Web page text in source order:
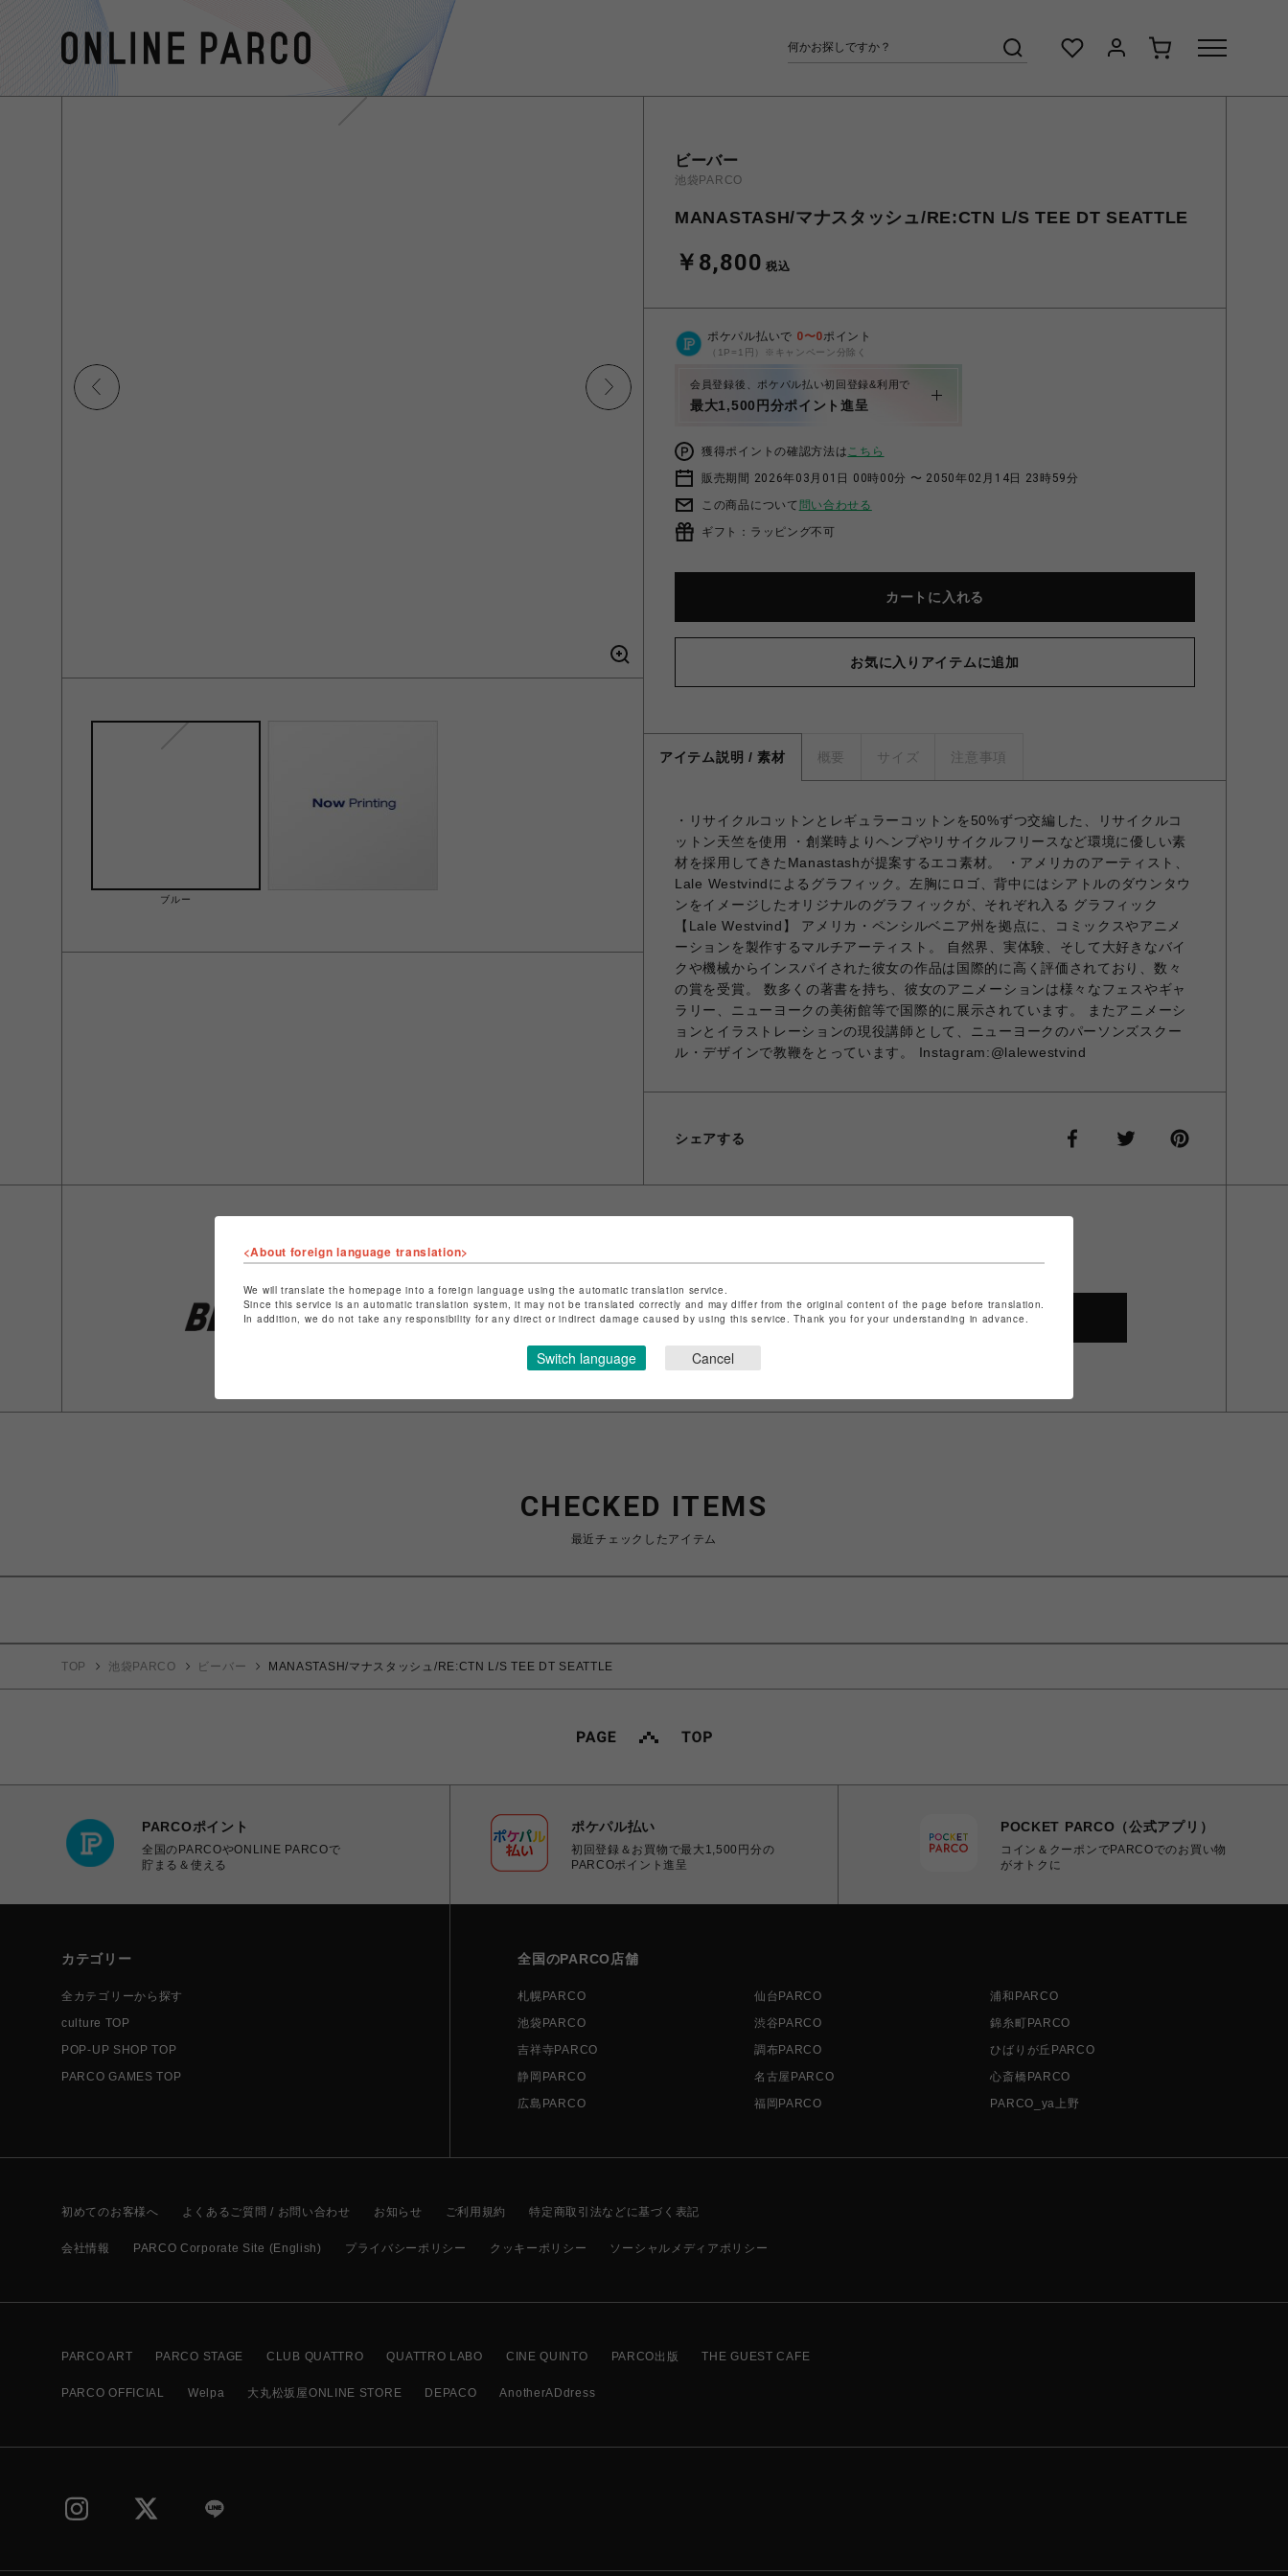
ブルー
ビーバー
池袋PARCO
MANASTASH/マナスタッシュ/RE:CTN L/S TEE DT SEATTLE
￥8,800 税込
ポケパル払いで 0〜0ポイント
（1P=1円）※キャンペーン分除く
会員登録後、ポケパル払い初回登録&利用で
最大1,500円分ポイント進呈
獲得ポイントの確認方法はこちら
販売期間 2026年03月01日 00時00分 〜 2050年02月14日 23時59分
この商品について 問い合わせる
ギフト：ラッピング不可
カートに入れる
お気に入りアイテムに追加
アイテム説明 / 素材 概要 サイズ 注意事項
・リサイクルコットンとレギュラーコットンを50%ずつ交編した、リサイクルコ
ットン天竺を使用 ・創業時よりヘンプやリサイクルフリースなど環境に優しい素
材を採用してきたManastashが提案するエコ素材。 ・アメリカのアーティスト、
Lale Westvindによるグラフィック。左胸にロゴ、背中にはシアトルのダウンタウ
ンをイメージしたオリジナルのグラフィックが、それぞれ入る グラフィック
【Lale Westvind】 アメリカ・ペンシルベニア州を拠点に、コミックスやアニメ
ーションを製作するマルチアーティスト。 自然界、実体験、そして大好きなバイ
クや機械からインスパイされた彼女の作品は国際的に高く評価されており、数々
の賞を受賞。 数多くの著書を持ち、彼女のアニメーションは様々なフェスやギャ
ラリー、ニューヨークの美術館等で国際的に展示されています。 またアニメーシ
ョンとイラストレーションの現役講師として、ニューヨークのパーソンズスクー
ル・デザインで教鞭をとっています。 Instagram:@lalewestvind
シェアする
店舗名
池袋PARCO
ショップお問い合わせは こちら
SHOP TOP
CHECKED ITEMS
最近チェックしたアイテム
TOP 池袋PARCO ビーバー MANASTASH/マナスタッシュ/RE:CTN L/S TEE DT SEATTLE
PARCOポイント
全国のPARCOやONLINE PARCOで
貯まる＆使える
ポケパル払い
初回登録＆お買物で最大1,500円分の
PARCOポイント進呈
POCKET PARCO（公式アプリ）
コイン＆クーポンでPARCOでのお買い物
がオトクに
カテゴリー
全カテゴリーから探す
culture TOP
POP-UP SHOP TOP
PARCO GAMES TOP
全国のPARCO店舗
札幌PARCO 仙台PARCO
浦和PARCO
池袋PARCO
渋谷PARCO
錦糸町PARCO
吉祥寺PARCO
調布PARCO
ひばりが丘PARCO
静岡PARCO
名古屋PARCO
心斎橋PARCO
広島PARCO
福岡PARCO PARCO_ya上野
初めてのお客様へ よくあるご質問 / お問い合わせ お知らせ ご利用規約 特定商取引法などに基づく表記
会社情報 PARCO Corporate Site (English) プライバシーポリシー クッキーポリシー ソーシャルメディアポリシー
PARCO ART PARCO STAGE CLUB QUATTRO QUATTRO LABO CINE QUINTO PARCO出版 THE GUEST CAFE
PARCO OFFICIAL Welpa 大丸松坂屋ONLINE STORE DEPACO AnotherADdress
<About foreign language translation>
We will translate the homepage into a foreign language using the automatic translation service.
Since this service is an automatic translation system, it may not be translated correctly and may differ from the original content of the page before translation.
In addition, we do not take any responsibility for any direct or indirect damage caused by using this service. Thank you for your understanding in advance.
Switch language Cancel